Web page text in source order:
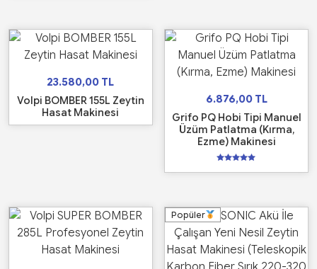
23.580,00 TL
Volpi BOMBER 155L Zeytin
Hasat Makinesi
6.876,00 TL
Grifo PQ Hobi Tipi Manuel
Üzüm Patlatma (Kırma,
Ezme) Makinesi
üzerinden
Popüler